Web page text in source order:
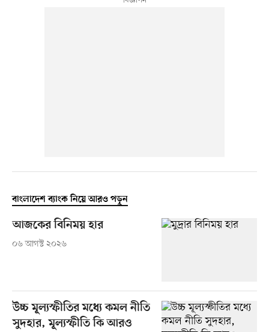
বাংলাদেশ ব্যাংক নিয়ে আরও পড়ুন
আজকের বিনিময় হার
০৬ আগস্ট ২০২৬
উচ্চ মূল্যস্ফীতির মধ্যে কমল নীতি
সুদহার, মূল্যস্ফীতি কি আরও